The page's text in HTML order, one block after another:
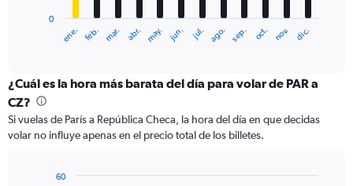
categories.
Range:
12
categories.
The
ene. feb. mar. abr. may. jun. jul. ago. sep. oct. nov. dic.
0
¿Cuál es la hora más barata del día para volar de PAR a
CZ?
Si vuelas de París a República Checa, la hora del día en que decidas
volar no influye apenas en el precio total de los billetes.
60